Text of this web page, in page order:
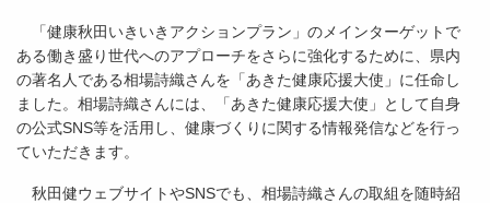
「健康秋田いきいきアクションプラン」のメインターゲットで
ある働き盛り世代へのアプローチをさらに強化するために、県内
の著名人である相場詩織さんを「あきた健康応援大使」に任命し
ました。相場詩織さんには、「あきた健康応援大使」として自身
の公式SNS等を活用し、健康づくりに関する情報発信などを行っ
ていただきます。
秋田健ウェブサイトやSNSでも、相場詩織さんの取組を随時紹